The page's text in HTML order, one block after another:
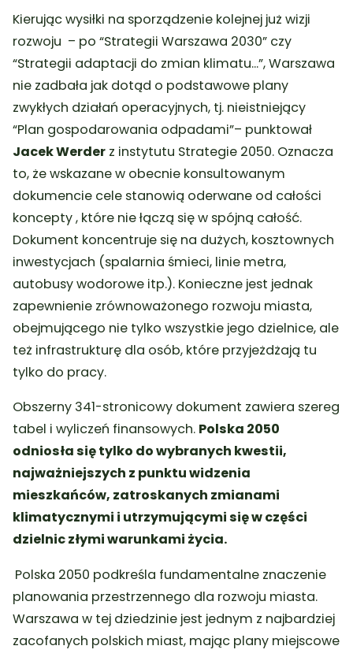
Kierując wysiłki na sporządzenie kolejnej już wizji
rozwoju – po “Strategii Warszawa 2030” czy
“Strategii adaptacji do zmian klimatu…”, Warszawa
nie zadbała jak dotąd o podstawowe plany
zwykłych działań operacyjnych, tj. nieistniejący
“Plan gospodarowania odpadami”– punktował
Jacek Werder z instytutu Strategie 2050. Oznacza
to, że wskazane w obecnie konsultowanym
dokumencie cele stanowią oderwane od całości
koncepty , które nie łączą się w spójną całość.
Dokument koncentruje się na dużych, kosztownych
inwestycjach (spalarnia śmieci, linie metra,
autobusy wodorowe itp.). Konieczne jest jednak
zapewnienie zrównoważonego rozwoju miasta,
obejmującego nie tylko wszystkie jego dzielnice, ale
też infrastrukturę dla osób, które przyjeżdżają tu
tylko do pracy.
Obszerny 341-stronicowy dokument zawiera szereg
tabel i wyliczeń finansowych. Polska 2050
odniosła się tylko do wybranych kwestii,
najważniejszych z punktu widzenia
mieszkańców, zatroskanych zmianami
klimatycznymi i utrzymującymi się w części
dzielnic złymi warunkami życia.
Polska 2050 podkreśla fundamentalne znaczenie
planowania przestrzennego dla rozwoju miasta.
Warszawa w tej dziedzinie jest jednym z najbardziej
zacofanych polskich miast, mając plany miejscowe